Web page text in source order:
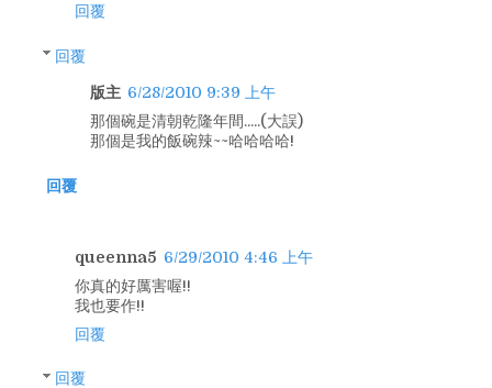
回覆
回覆
版主 6/28/2010 9:39 上午
那個碗是清朝乾隆年間.....(大誤)
那個是我的飯碗辣~~哈哈哈哈!
回覆
queenna5 6/29/2010 4:46 上午
你真的好厲害喔!!
我也要作!!
回覆
回覆